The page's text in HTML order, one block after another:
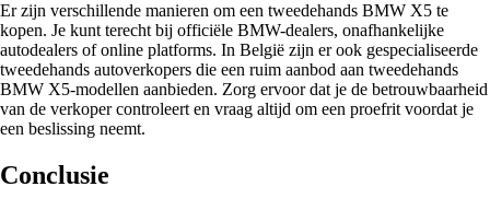
Er zijn verschillende manieren om een tweedehands BMW X5 te
kopen. Je kunt terecht bij officiële BMW-dealers, onafhankelijke
autodealers of online platforms. In België zijn er ook gespecialiseerde
tweedehands autoverkopers die een ruim aanbod aan tweedehands
BMW X5-modellen aanbieden. Zorg ervoor dat je de betrouwbaarheid
van de verkoper controleert en vraag altijd om een proefrit voordat je
een beslissing neemt.
Conclusie